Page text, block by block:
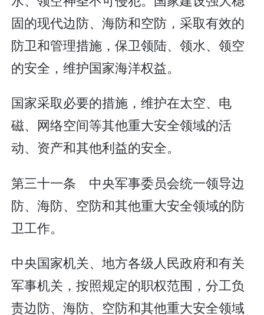
固的现代边防、海防和空防，采取有效的
防卫和管理措施，保卫领陆、领水、领空
的安全，维护国家海洋权益。
国家采取必要的措施，维护在太空、电
磁、网络空间等其他重大安全领域的活
动、资产和其他利益的安全。
第三十一条 中央军事委员会统一领导边
防、海防、空防和其他重大安全领域的防
卫工作。
中央国家机关、地方各级人民政府和有关
军事机关，按照规定的职权范围，分工负
责边防、海防、空防和其他重大安全领域